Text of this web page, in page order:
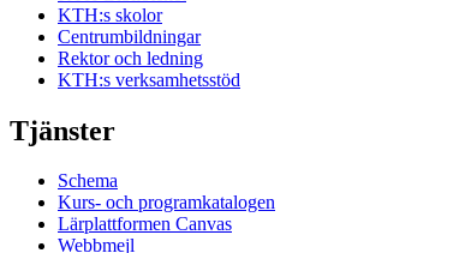
KTH:s skolor
Centrumbildningar
Rektor och ledning
KTH:s verksamhetsstöd
Tjänster
Schema
Kurs- och programkatalogen
Lärplattformen Canvas
Webbmejl